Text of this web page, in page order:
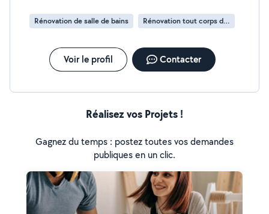
Rénovation de salle de bains Rénovation tout corps d’état
Voir le profil Contacter
Réalisez vos Projets !
Gagnez du temps : postez toutes vos demandes
publiques en un clic.